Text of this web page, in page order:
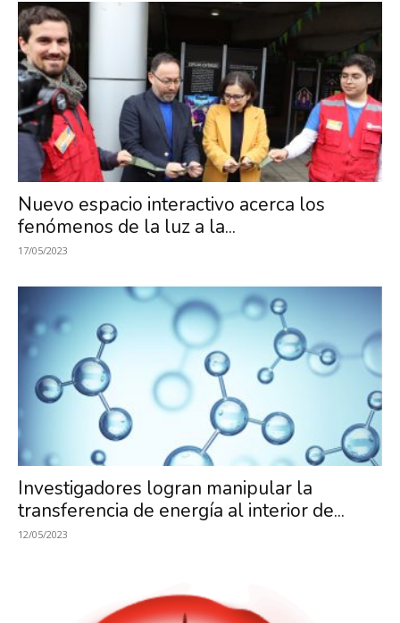
Óptica,
MIRO
Nuevo espacio interactivo acerca los
fenómenos de la luz a la...
17/05/2023
Investigadores logran manipular la
transferencia de energía al interior de...
12/05/2023